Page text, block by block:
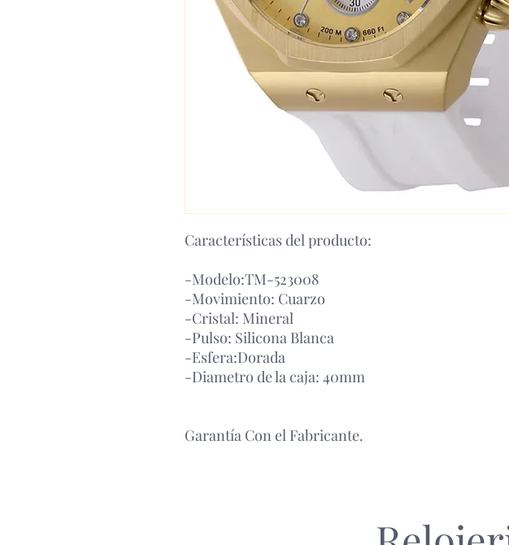
Características del producto:
-Modelo:TM-523008
-Movimiento: Cuarzo
-Cristal: Mineral
-Pulso: Silicona Blanca
-Esfera:Dorada
-Diametro de la caja: 40mm
Garantía Con el Fabricante.